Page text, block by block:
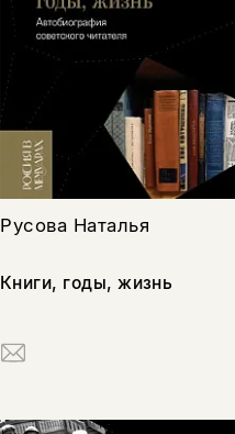
Русова Наталья
Книги, годы, жизнь